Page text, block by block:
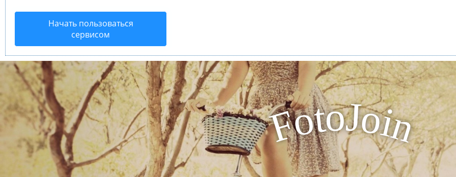
Начать пользоваться
сервисом
FotoJoin